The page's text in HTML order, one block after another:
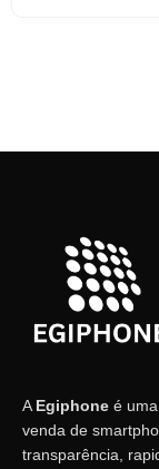
AEgiphone é
venda de
transparência,